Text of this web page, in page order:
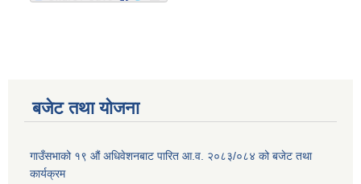
बजेट तथा याेजना
गाउँसभाको १९ औं अधिवेशनबाट पारित आ.व. २०८३/०८४ को बजेट तथा
कार्यक्रम